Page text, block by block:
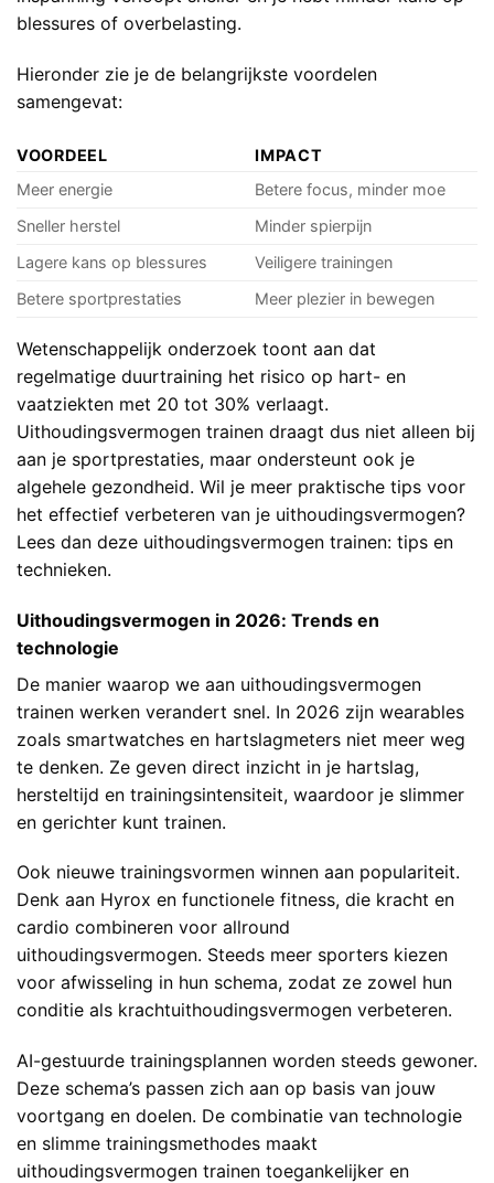
blessures of overbelasting.
Hieronder zie je de belangrijkste voordelen
samengevat:
VOORDEEL
IMPACT
Meer energie
Betere focus, minder moe
Sneller herstel
Minder spierpijn
Lagere kans op blessures
Veiligere trainingen
Betere sportprestaties
Meer plezier in bewegen
Wetenschappelijk onderzoek toont aan dat
regelmatige duurtraining het risico op hart- en
vaatziekten met 20 tot 30% verlaagt.
Uithoudingsvermogen trainen draagt dus niet alleen bij
aan je sportprestaties, maar ondersteunt ook je
algehele gezondheid. Wil je meer praktische tips voor
het effectief verbeteren van je uithoudingsvermogen?
Lees dan deze uithoudingsvermogen trainen: tips en
technieken.
Uithoudingsvermogen in 2026: Trends en
technologie
De manier waarop we aan uithoudingsvermogen
trainen werken verandert snel. In 2026 zijn wearables
zoals smartwatches en hartslagmeters niet meer weg
te denken. Ze geven direct inzicht in je hartslag,
hersteltijd en trainingsintensiteit, waardoor je slimmer
en gerichter kunt trainen.
Ook nieuwe trainingsvormen winnen aan populariteit.
Denk aan Hyrox en functionele fitness, die kracht en
cardio combineren voor allround
uithoudingsvermogen. Steeds meer sporters kiezen
voor afwisseling in hun schema, zodat ze zowel hun
conditie als krachtuithoudingsvermogen verbeteren.
AI-gestuurde trainingsplannen worden steeds gewoner.
Deze schema’s passen zich aan op basis van jouw
voortgang en doelen. De combinatie van technologie
en slimme trainingsmethodes maakt
uithoudingsvermogen trainen toegankelijker en